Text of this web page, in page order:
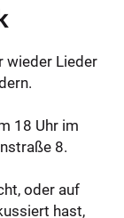
wieder Lieder
18 Uhr im
8.
oder auf
hast,